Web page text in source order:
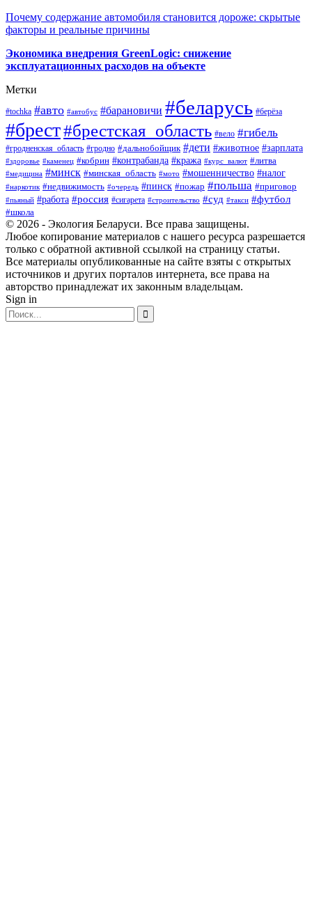
Почему содержание автомобиля становится дороже: скрытые
факторы и реальные причины
Экономика внедрения GreenLogic: снижение
эксплуатационных расходов на объекте
Метки
#tochka #авто #автобус #барановичи #беларусь #берёза
#брест#брестская_область #вело #гибель
#гродненская_область #гродно #дальнобойщик #дети #животное #зарплата
#здоровье #каменец #кобрин #контрабанда #кража #курс_валют #литва
#медицина #минск #минская_область #мото #мошенничество #налог
#наркотик #недвижимость #очередь #пинск #пожар #польша #приговор
#пьяный #работа #россия #сигарета #строительство #суд #такси #футбол
#школа
© 2026 - Экология Беларуси. Все права защищены.
Любое копирование материалов с нашего ресурса разрешается
только с обратной активной ссылкой на страницу статьи.
Все материалы опубликованные на сайте взяты с открытых
источников и других порталов интернета, все права на
авторство принадлежат их законным владельцам.
Sign in